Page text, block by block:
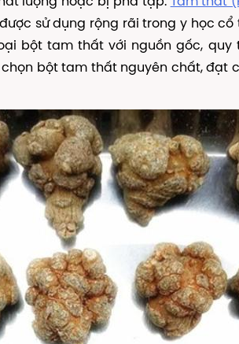
sử dụng rộng rãi trong y học cổ
bột tam thất với nguồn gốc, quy
chọn bột tam thất nguyên chất, đạt